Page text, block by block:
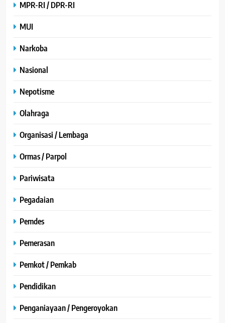
MPR-RI / DPR-RI
MUI
Narkoba
Nasional
Nepotisme
Olahraga
Organisasi / Lembaga
Ormas / Parpol
Pariwisata
Pegadaian
Pemdes
Pemerasan
Pemkot / Pemkab
Pendidikan
Penganiayaan / Pengeroyokan